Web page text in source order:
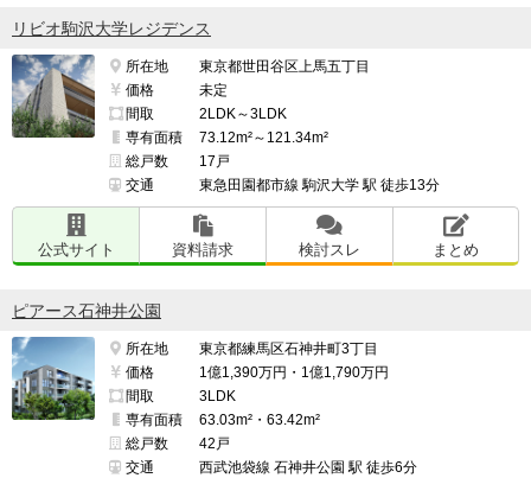
リビオ駒沢大学レジデンス
所在地
東京都世田谷区上馬五丁目
価格
未定
間取
2LDK～3LDK
専有面積
73.12m²～121.34m²
総戸数
17戸
交通
東急田園都市線 駒沢大学 駅 徒歩13分
公式サイト 資料請求 検討スレ まとめ
ピアース石神井公園
所在地
東京都練馬区石神井町3丁目
価格
1億1,390万円・1億1,790万円
間取
3LDK
専有面積
63.03m²・63.42m²
総戸数
42戸
交通
西武池袋線 石神井公園 駅 徒歩6分